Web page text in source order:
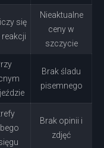
się
Nieaktualne
ceny w
szczycie
Brak śladu
pisemnego
Brak opinii i
zdjęć